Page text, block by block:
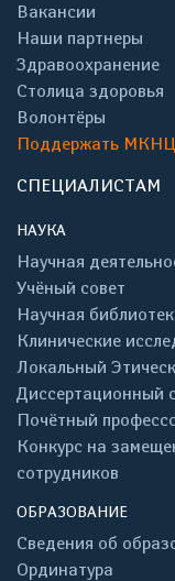
Вакансии
Наши партнеры
Здравоохранение
Столица здоровья
Волонтёры
Поддержать МКНЦ
СПЕЦИАЛИСТАМ
НАУКА
Научная
Учёный совет
Научная
Клинические
Локальный
Диссертационный
Почётный
Конкурс на
сотрудников
ОБРАЗОВАНИЕ
Сведения об
Ординатура